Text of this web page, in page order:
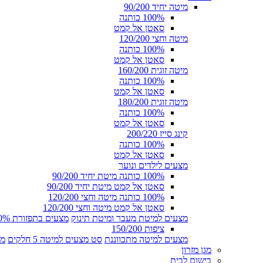
מיטה יחיד 90/200
100% כותנה
סאטן אל קמט
מיטה וחצי 120/200
100% כותנה
סאטן אל קמט
מיטה זוגית 160/200
100% כותנה
סאטן אל קמט
מיטה זוגית 180/200
100% כותנה
סאטן אל קמט
קינג סייז 200/220
100% כותנה
סאטן אל קמט
מצעים לילדים ונוער
100% כותנה מיטת יחיד 90/200
סאטן אל קמט מיטת יחיד 90/200
100% כותנה מיטה וחצי 120/200
סאטן אל קמט מיטה וחצי 120/200
מצעים למיטת מעבר ומיטת תינוק מצעים בתפזורת 100% כותנה
ציפות 150/200
מצעים למיטה מתכווננת סט מצעים למיטה 5 חלקים
מגן מזרון
בישום לבית